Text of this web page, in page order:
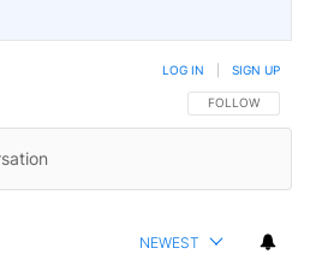
FOLLOW THIS
FOLLOW
LOG IN SIGN UP
NEWEST